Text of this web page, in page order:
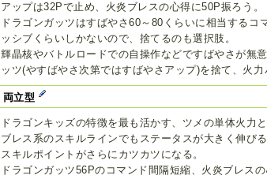
アップは32Pで止め、火炎ブレスの心得に50P振ろう。
ドラゴンガッツはすばやさ60～80くらいに相当するコ
ッシブくらいしかないので、捨てるのも選択肢。
輝晶核やバトルロードでの自操作などですばやさが無
ッツ(やすばやさ次第ではすばやさアップ)を捨て、火
両立型
ドラゴンキッズの特徴を最も活かす、ツメの単体火力
ブレス系のスキルラインでもステータスが大きく伸び
スキルポイントがさらにカツカツになる。
ドラゴンガッツ56Pのコマンド間隔短縮、火炎ブレス